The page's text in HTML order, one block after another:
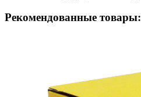
Рекомендованные товары: